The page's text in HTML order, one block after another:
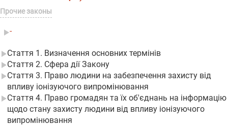
Прочие законы
-
Стаття 1. Визначення основних термінів
Стаття 2. Сфера дії Закону
Стаття 3. Право людини на забезпечення захисту від
впливу іонізуючого випромінювання
Стаття 4. Право громадян та їх об'єднань на інформацію
щодо стану захисту людини від впливу іонізуючого
випромінювання